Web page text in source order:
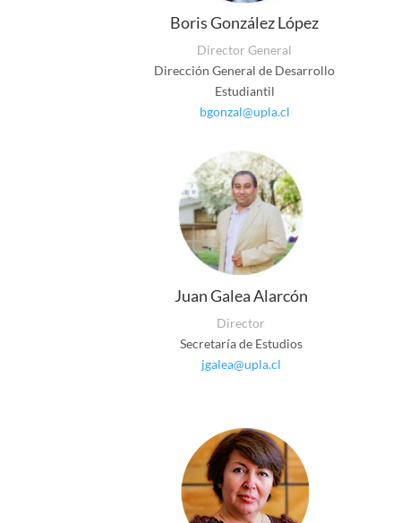
Boris González López
Director General
Dirección General de Desarrollo
Estudiantil
bgonzal@upla.cl
Juan Galea Alarcón
Director
Secretaría de Estudios
jgalea@upla.cl